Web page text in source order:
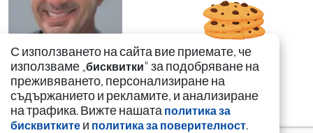
Случаят с Ива
Михайлова влиза в
Народното събрание
С използването на сайта вие приемате, че
използваме „бисквитки" за подобряване на
преживяването, персонализиране на
съдържанието и рекламите, и анализиране
на трафика. Вижте нашата политика за
бисквитките и политика за поверителност.